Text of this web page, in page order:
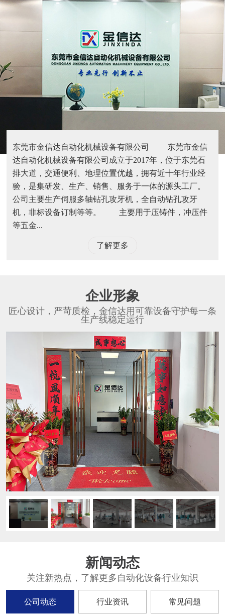
东莞市金信达自动化机械设备有限公司 东莞市金信
达自动化机械设备有限公司成立于2017年，位于东莞石
排大道，交通便利、地理位置优越，拥有近十年行业经
验，是集研发、生产、销售、服务于一体的源头工厂。
公司主要生产伺服多轴钻孔攻牙机，全自动钻孔攻牙
机，非标设备订制等等。 主要用于压铸件，冲压件
等五金...
了解更多
企业形象
匠心设计，严苛质检，金信达用可靠设备守护每一条
生产线稳定运行
新闻动态
关注新热点，了解更多自动化设备行业知识
公司动态 行业资讯 常见问题